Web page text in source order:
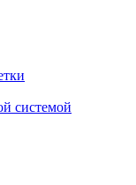
системой